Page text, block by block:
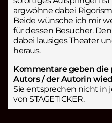
argwöhne dabei
Beide wünsche ich mir
für dessen Besucher.
dabei lausiges Theater
heraus.
Kommentare geben die
Autors / der Autorin
Sie entsprechen nicht in
von STAGETICKER.